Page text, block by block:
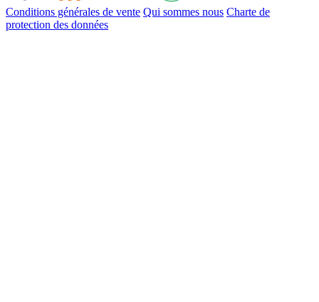
Conditions générales de vente Qui sommes nous Charte de
protection des données